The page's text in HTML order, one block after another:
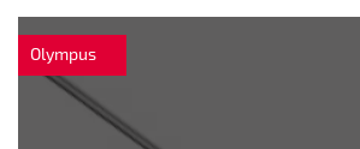
Olympus